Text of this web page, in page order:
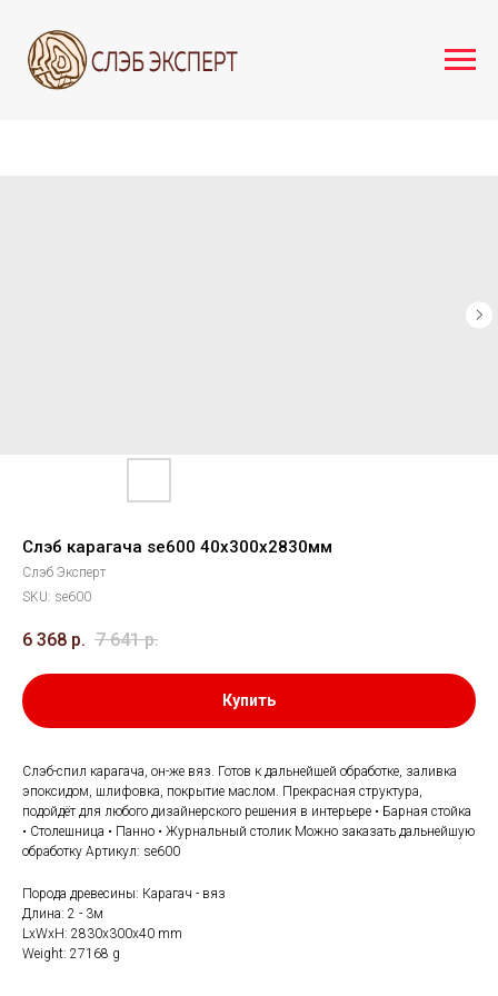
Слэб карагача se600 40х300х2830мм
Слэб Эксперт
SKU: se600
6 368 р. 7 641 р.
Купить
Слэб-спил карагача, он-же вяз. Готов к дальнейшей обработке, заливка
эпоксидом, шлифовка, покрытие маслом. Прекрасная структура,
подойдёт для любого дизайнерского решения в интерьере • Барная стойка
• Столешница • Панно • Журнальный столик Можно заказать дальнейшую
обработку Артикул: se600
Порода древесины: Карагач - вяз
Длина: 2 - 3м
LxWxH: 2830x300x40 mm
Weight: 27168 g